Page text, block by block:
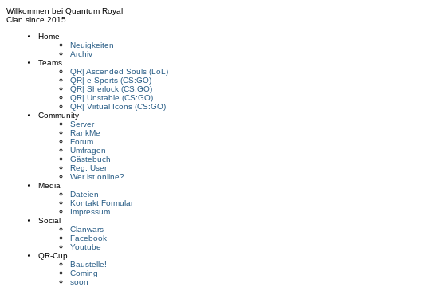
Willkommen bei Quantum Royal
Clan since 2015
Home
Neuigkeiten
Archiv
Teams
QR| Ascended Souls (LoL)
QR| e-Sports (CS:GO)
QR| Sherlock (CS:GO)
QR| Unstable (CS:GO)
QR| Virtual Icons (CS:GO)
Community
Server
RankMe
Forum
Umfragen
Gästebuch
Reg. User
Wer ist online?
Media
Dateien
Kontakt Formular
Impressum
Social
Clanwars
Facebook
Youtube
QR-Cup
Baustelle!
Coming
soon